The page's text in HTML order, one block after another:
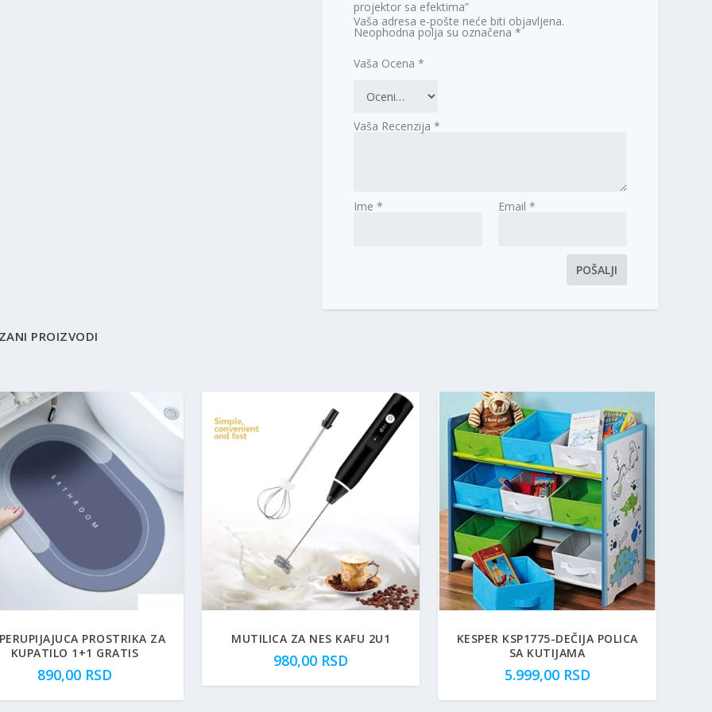
projektor sa efektima”
Vaša adresa e-pošte neće biti objavljena.
Neophodna polja su označena*
Vaša Ocena*
Vaša Recenzija*
Ime* Email*
PROIZVODI
PROSTRIKA ZA
KUPATILO 1+1 GRATIS
890,00 RSD
MUTILICA ZA NES KAFU 2U1
980,00 RSD
KESPER KSP1775-DEČIJA POLICA
SA KUTIJAMA
5.999,00 RSD